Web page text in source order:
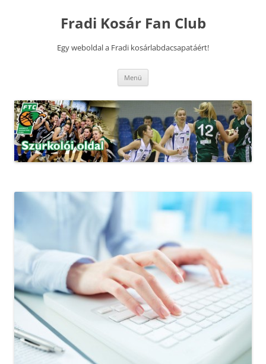
Fradi Kosár Fan Club
Egy weboldal a Fradi kosárlabdacsapatáért!
Menü